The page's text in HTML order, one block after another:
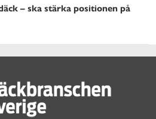
– ska stärka positionen på